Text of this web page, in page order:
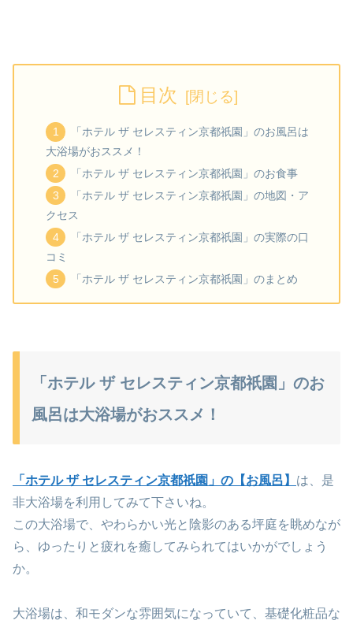
目次
「ホテル ザ セレスティン京都祇園」のお風呂は
大浴場がおススメ！
「ホテル ザ セレスティン京都祇園」のお食事
「ホテル ザ セレスティン京都祇園」の地図・ア
クセス
「ホテル ザ セレスティン京都祇園」の実際の口
コミ
「ホテル ザ セレスティン京都祇園」のまとめ
「ホテル ザ セレスティン京都祇園」のお
風呂は大浴場がおススメ！
「ホテル ザ セレスティン京都祇園」の【お風呂】 は、是
非大浴場を利用してみて下さいね。
この大浴場で、やわらかい光と陰影のある坪庭を眺めなが
ら、ゆったりと疲れを癒してみられてはいかがでしょう
か。
大浴場は、和モダンな雰囲気になっていて、基礎化粧品な